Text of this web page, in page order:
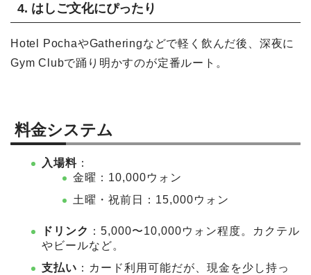
4. はしご文化にぴったり
Hotel PochaやGatheringなどで軽く飲んだ後、深夜に
Gym Clubで踊り明かすのが定番ルート。
料金システム
入場料 ：
金曜：10,000ウォン
土曜・祝前日：15,000ウォン
ドリンク ：5,000〜10,000ウォン程度。カクテル
やビールなど。
支払い ：カード利用可能だが、現金を少し持っ